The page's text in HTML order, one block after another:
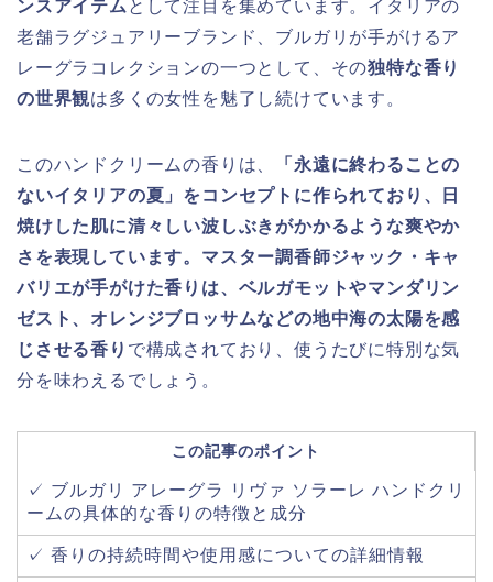
ンスアイテム として注目を集めています。イタリアの
老舗ラグジュアリーブランド、ブルガリが手がけるア
レーグラコレクションの一つとして、その独特な香り
の世界観は多くの女性を魅了し続けています。
このハンドクリームの香りは、
「永遠に終わることの
ないイタリアの夏」をコンセプトに作られており、日
焼けした肌に清々しい波しぶきがかかるような爽やか
さを表現しています。マスター調香師ジャック・キャ
バリエが手がけた香りは、ベルガモットやマンダリン
ゼスト、オレンジブロッサムなどの地中海の太陽を感
じさせる香り で構成されており、使うたびに特別な気
分を味わえるでしょう。
この記事のポイント
✓ ブルガリ アレーグラ リヴァ ソラーレ ハンドクリ
ームの具体的な香りの特徴と成分
✓ 香りの持続時間や使用感についての詳細情報